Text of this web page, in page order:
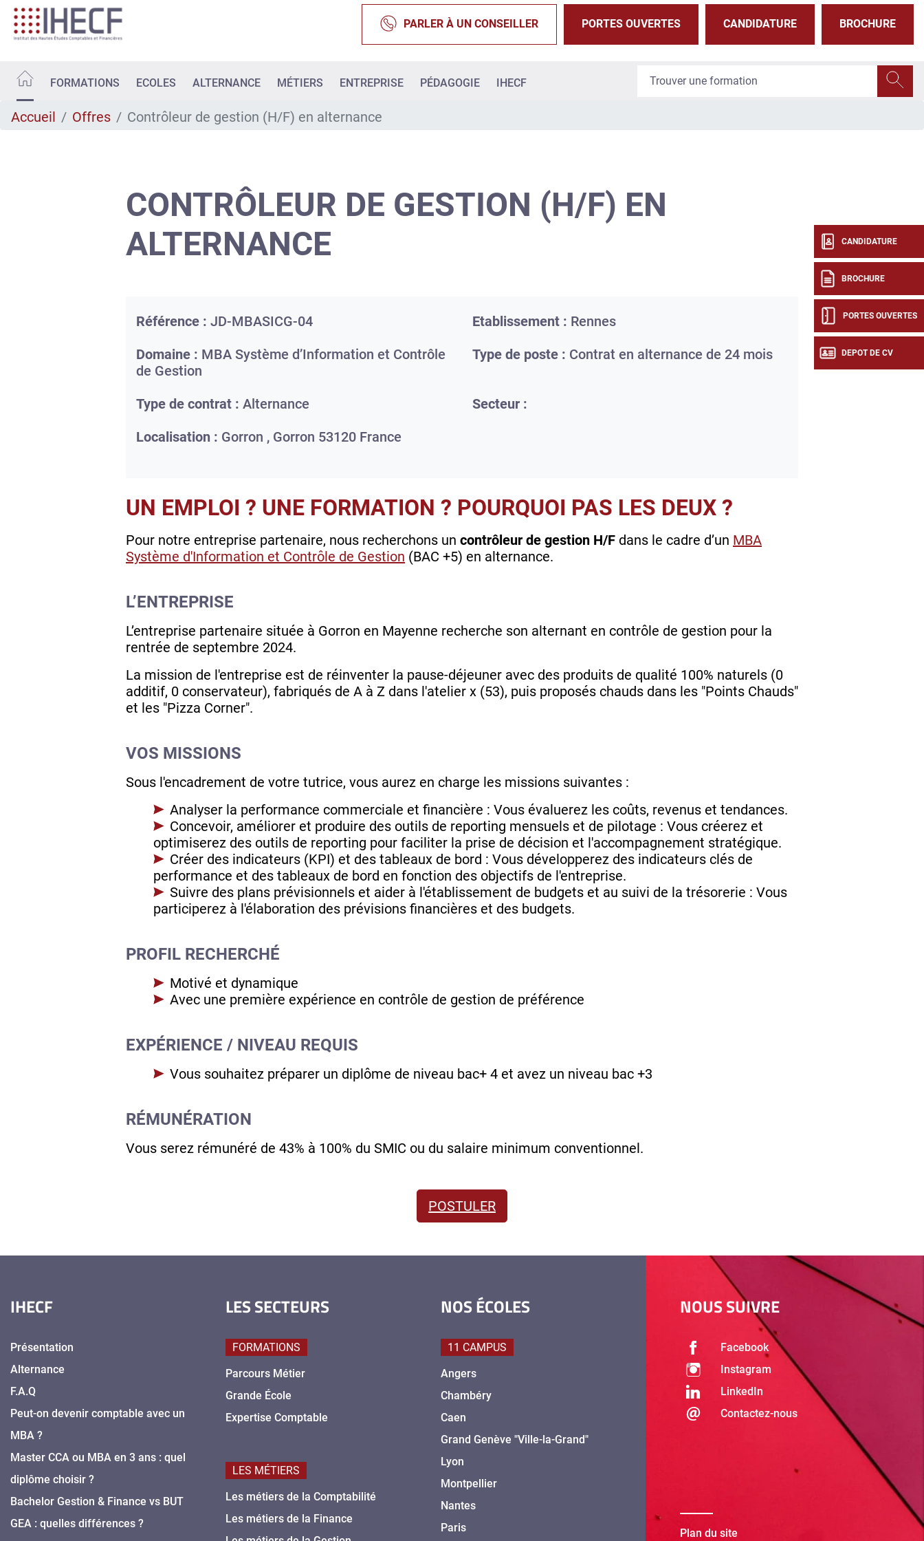
Aller
contenu
PARLER À UN CONSEILLER PORTES OUVERTES CANDIDATURE BROCHURE
FORMATIONS ECOLES ALTERNANCE MÉTIERS ENTREPRISE PÉDAGOGIE IHECF
CANDIDATURE
BROCHURE
PORTES OUVERTES
DEPOT DE CV
Accueil Offres Contrôleur de gestion (H/F) en alternance
CONTRÔLEUR DE GESTION (H/F) EN
ALTERNANCE
Référence : JD-MBASICG-04 Etablissement : Rennes
Domaine : MBA Système d’Information et Contrôle
de Gestion
Type de poste : Contrat en alternance de 24 mois
Type de contrat : Alternance
Secteur :
Localisation : Gorron , Gorron 53120 France
UN EMPLOI ? UNE FORMATION ? POURQUOI PAS LES DEUX ?
Pour notre entreprise partenaire, nous recherchons un contrôleur de gestion H/F dans le cadre d’un MBA
Système d'Information et Contrôle de Gestion (BAC +5) en alternance.
L’ENTREPRISE
L’entreprise partenaire située à Gorron en Mayenne recherche son alternant en contrôle de gestion pour la
rentrée de septembre 2024.
La mission de l'entreprise est de réinventer la pause-déjeuner avec des produits de qualité 100% naturels (0
additif, 0 conservateur), fabriqués de A à Z dans l'atelier x (53), puis proposés chauds dans les "Points Chauds"
et les "Pizza Corner".
VOS MISSIONS
Sous l'encadrement de votre tutrice, vous aurez en charge les missions suivantes :
Analyser la performance commerciale et financière : Vous évaluerez les coûts, revenus et tendances.
Concevoir, améliorer et produire des outils de reporting mensuels et de pilotage : Vous créerez et
optimiserez des outils de reporting pour faciliter la prise de décision et l'accompagnement stratégique.
Créer des indicateurs (KPI) et des tableaux de bord : Vous développerez des indicateurs clés de
performance et des tableaux de bord en fonction des objectifs de l'entreprise.
Suivre des plans prévisionnels et aider à l'établissement de budgets et au suivi de la trésorerie : Vous
participerez à l'élaboration des prévisions financières et des budgets.
PROFIL RECHERCHÉ
Motivé et dynamique
Avec une première expérience en contrôle de gestion de préférence
EXPÉRIENCE / NIVEAU REQUIS
Vous souhaitez préparer un diplôme de niveau bac+ 4 et avez un niveau bac +3
RÉMUNÉRATION
Vous serez rémunéré de 43% à 100% du SMIC ou du salaire minimum conventionnel.
POSTULER
IHECF
Présentation
Alternance
F.A.Q
Peut-on devenir comptable avec un
MBA ?
Master CCA ou MBA en 3 ans : quel
diplôme choisir ?
Bachelor Gestion & Finance vs BUT
GEA : quelles différences ?
LES SECTEURS
FORMATIONS
Parcours Métier
Grande École
Expertise Comptable
LES MÉTIERS
Les métiers de la Comptabilité
Les métiers de la Finance
NOS ÉCOLES
11 CAMPUS
Angers
Chambéry
Caen
Grand Genève "Ville-la-Grand"
Lyon
Montpellier
Nantes
Paris
NOUS SUIVRE
Facebook
Instagram
LinkedIn
Contactez-nous
Plan du site